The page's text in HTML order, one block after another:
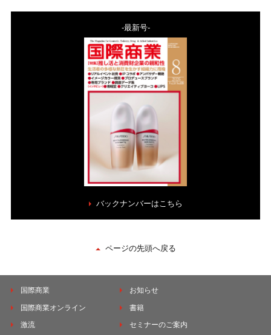
-最新号-
バックナンバーはこちら
ページの先頭へ戻る
国際商業
国際商業オンライン
激流
お知らせ
書籍
セミナーのご案内